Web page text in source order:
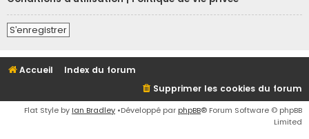
S’enregistrer
Accueil
Index du forum
Supprimer les cookies du forum
Flat Style by Ian Bradley •Développé par phpBB® Forum Software © phpBB
Limited